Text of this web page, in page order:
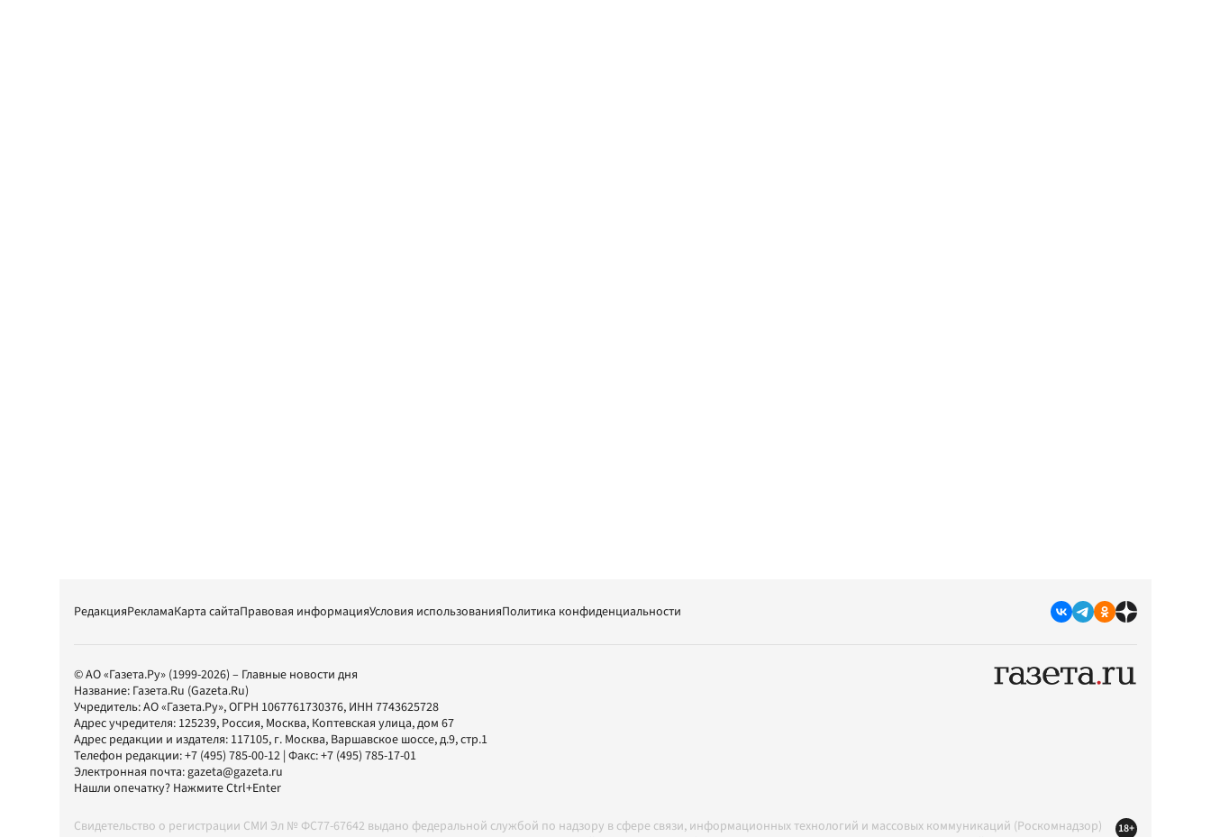
РедакцияРекламаКарта сайтаПравовая информацияУсловия использованияПолитика конфиденциальности
© АО «Газета.Ру» (1999-2026) – Главные новости дня
Название: Газета.Ru (Gazeta.Ru)
Учредитель:АО «Газета.Ру», ОГРН 1067761730376, ИНН 7743625728
Адрес учредителя: 125239, Россия, Москва, Коптевская улица, дом 67
Адрес редакции и издателя: 117105, г. Москва, Варшавское шоссе, д.9, стр.1
Телефон редакции:+7 (495) 785-00-12 | Факс:+7 (495) 785-17-01
Электронная почта:gazeta@gazeta.ru
Нашли опечатку? Нажмите Ctrl+Enter
Свидетельство о регистрации СМИ Эл № ФС77-67642 выдано федеральной службой по надзору в сфере связи, информационных технологий и массовых коммуникаций (Роскомнадзор)
18+